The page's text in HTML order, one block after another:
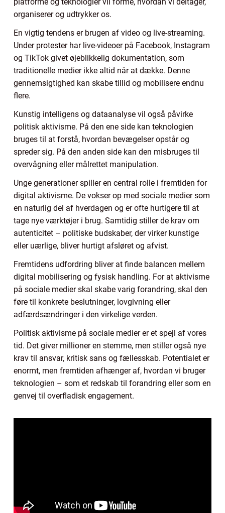
organiserer og udtrykker os.
En vigtig tendens er brugen af video og live-streaming.
Under protester har live-videoer på Facebook, Instagram
og TikTok givet øjeblikkelig dokumentation, som
traditionelle medier ikke altid når at dække. Denne
gennemsigtighed kan skabe tillid og mobilisere endnu
flere.
Kunstig intelligens og dataanalyse vil også påvirke
politisk aktivisme. På den ene side kan teknologien
bruges til at forstå, hvordan bevægelser opstår og
spreder sig. På den anden side kan den misbruges til
overvågning eller målrettet manipulation.
Unge generationer spiller en central rolle i fremtiden for
digital aktivisme. De vokser op med sociale medier som
en naturlig del af hverdagen og er ofte hurtigere til at
tage nye værktøjer i brug. Samtidig stiller de krav om
autenticitet – politiske budskaber, der virker kunstige
eller uærlige, bliver hurtigt afsløret og afvist.
Fremtidens udfordring bliver at finde balancen mellem
digital mobilisering og fysisk handling. For at aktivisme
på sociale medier skal skabe varig forandring, skal den
føre til konkrete beslutninger, lovgivning eller
adfærdsændringer i den virkelige verden.
Politisk aktivisme på sociale medier er et spejl af vores
tid. Det giver millioner en stemme, men stiller også nye
krav til ansvar, kritisk sans og fællesskab. Potentialet er
enormt, men fremtiden afhænger af, hvordan vi bruger
teknologien – som et redskab til forandring eller som en
genvej til overfladisk engagement.